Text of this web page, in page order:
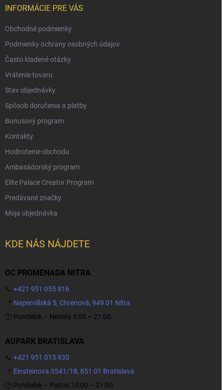
INFORMÁCIE PRE VÁS
Obchodné podmienky
Podmienky ochrany osobných údajov
Často kladené otázky
Vrátenie tovaru
Stav objednávky
Spôsob doručenia a platby
Bonusový program
Kontakty
Hodnotenie obchodu
Ambasádorský program
Elite Palace Creator Program
Predávané značky
Moja objednávka
KDE NÁS NÁJDETE
OC PROMENADA NITRA
📞 +421 951 055 816
📍 Napervillská 5, Chrenová, 949 01 Nitra
🕒 Pondelok – Nedeľa 9:00 – 21:00
AUPARK BRATISLAVA
📞 +421 951 015 930
📍 Einsteinova 3541/18, 851 01 Bratislava
🕒 Pondelok – Piatok 10:00 – 21:00